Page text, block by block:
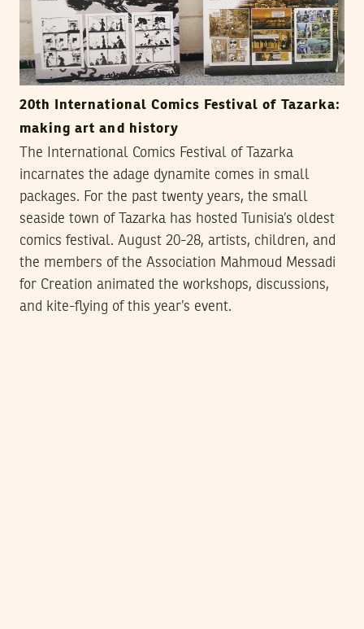
20th International Comics Festival of Tazarka:
making art and history
The International Comics Festival of Tazarka
incarnates the adage dynamite comes in small
packages. For the past twenty years, the small
seaside town of Tazarka has hosted Tunisia’s oldest
comics festival. August 20-28, artists, children, and
the members of the Association Mahmoud Messadi
for Creation animated the workshops, discussions,
and kite-flying of this year’s event.